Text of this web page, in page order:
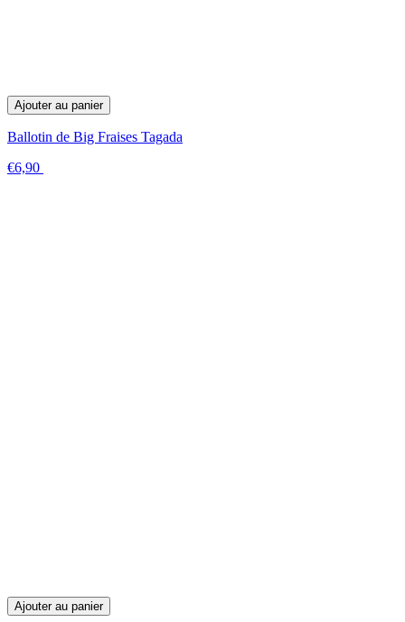
Ajouter au panier
Ballotin de Big Fraises Tagada
€6,90
Ajouter au panier